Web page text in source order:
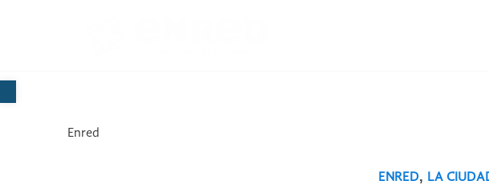
Abrir barra de herramientas
Enred
ENRED, LA